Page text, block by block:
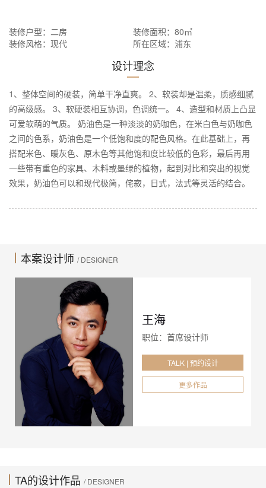
装修户型：二房
装修面积：80㎡
装修风格：现代
所在区域：浦东
设计理念
1、整体空间的硬装，简单干净直爽。 2、软装却是温柔，质感细腻
的高级感。 3、软硬装相互协调，色调统一。 4、造型和材质上凸显
可爱软萌的气质。 奶油色是一种淡淡的奶咖色，在米白色与奶咖色
之间的色系，奶油色是一个低饱和度的配色风格。在此基础上，再
搭配米色、暖灰色、原木色等其他饱和度比较低的色彩，最后再用
一些带有重色的家具、木料或墨绿的植物，起到对比和突出的视觉
效果，奶油色可以和现代极简，侘寂，日式，法式等灵活的结合。
本案设计师 / DESIGNER
王海
职位：首席设计师
TALK | 预约设计
更多作品
TA的设计作品 / DESIGNER